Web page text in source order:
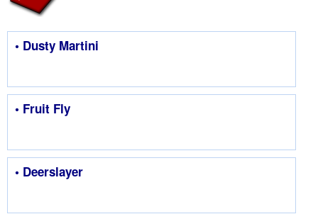
• Dusty Martini
• Fruit Fly
• Deerslayer